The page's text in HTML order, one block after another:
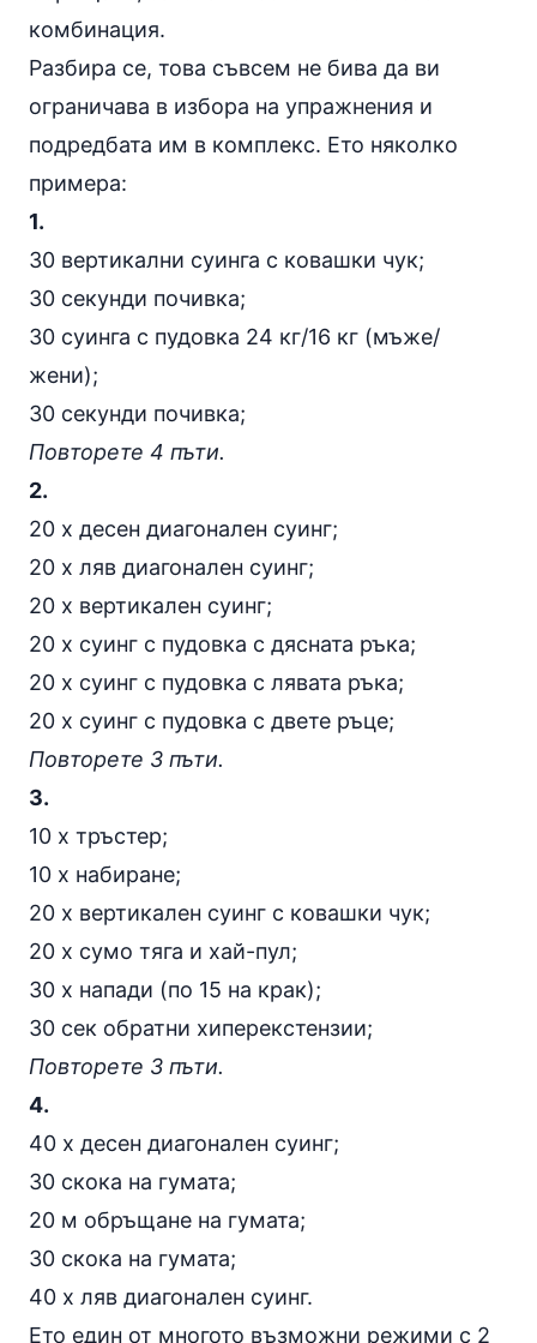
комбинация.
Разбира се, това съвсем не бива да ви
ограничава в избора на упражнения и
подредбата им в комплекс. Ето няколко
примера:
1.
30 вертикални суинга с ковашки чук;
30 секунди почивка;
30 суинга с пудовка 24 кг/16 кг (мъже/
жени);
30 секунди почивка;
Повторете 4 пъти.
2.
20 х десен диагонален суинг;
20 х ляв диагонален суинг;
20 х вертикален суинг;
20 х суинг с пудовка с дясната ръка;
20 х суинг с пудовка с лявата ръка;
20 х суинг с пудовка с двете ръце;
Повторете 3 пъти.
3.
10 х тръстер;
10 х набиране;
20 х вертикален суинг с ковашки чук;
20 х сумо тяга и хай-пул;
30 х напади (по 15 на крак);
30 сек обратни хиперекстензии;
Повторете 3 пъти.
4.
40 х десен диагонален суинг;
30 скока на гумата;
20 м обръщане на гумата;
30 скока на гумата;
40 х ляв диагонален суинг.
Ето един от многото възможни режими с 2